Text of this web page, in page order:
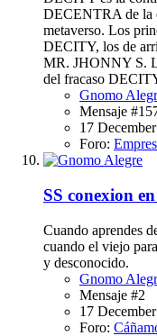
DECENTRA de la
metaverso. Los
DECITY, los de
MR. JHONNY S.
del fracaso
Gnomo
Mensaje
17
Foro:
SS conexion
Cuando aprendes
cuando el viejo
y desconocido.
Gnomo
Mensaje #2
17
Foro: